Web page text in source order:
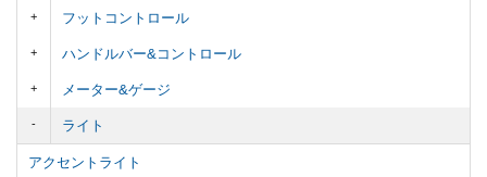
フットコントロール
ハンドルバー&コントロール
メーター&ゲージ
ライト
アクセントライト